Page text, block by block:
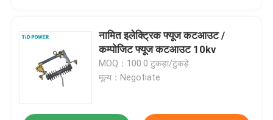
नामित इलेक्ट्रिक फ्यूज कटआउट /
कम्पोजिट फ्यूज कटआउट 10kv
MOQ：100.0 टुकड़ा/टुकड़े
मूल्य：Negotiate